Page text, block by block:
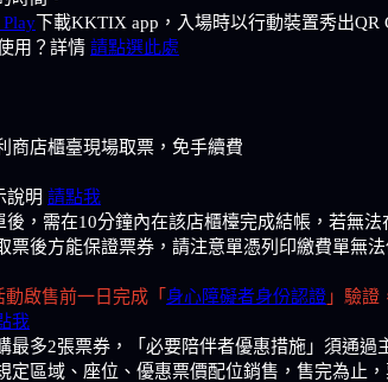
下載KKTIX app，入場時以行動裝置秀出QR
用？詳情 請點選此處
商店櫃臺現場取票，免手續費
說明 請點我
後，需在10分鐘內在該店櫃檯完成結帳，若無
後方能保證票券，請注意單憑列印繳費單無法
啟售前一日完成「 身心障礙者身份認證 」驗證
我
最多2張票券，「必要陪伴者優惠措施」須通
區域、座位、優惠票價配位銷售，售完為止，